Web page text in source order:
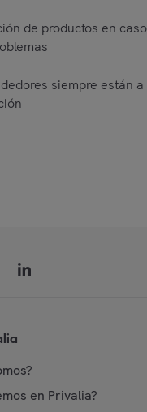
de productos en
siempre están a
en Privalia?